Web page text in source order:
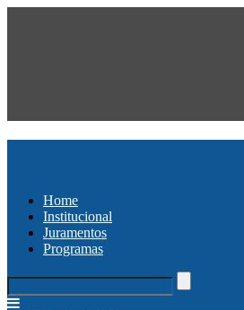
Home
Institucional
Juramentos
Programas